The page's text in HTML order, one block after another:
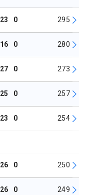
23 0 295
16 0 280
27 0 273
25 0 257
23 0 254
26 0 250
26 0 249